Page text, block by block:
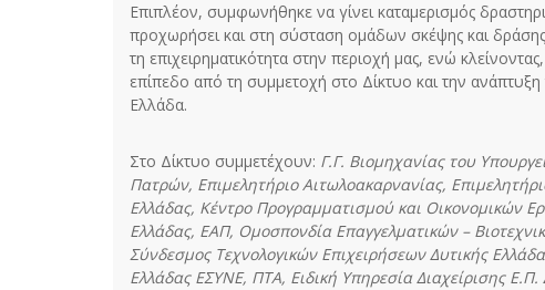
Επιπλέον, συμφωνήθηκε να γίνει καταμερισμός
προχωρήσει και στη σύσταση ομάδων σκέψης και
τη επιχειρηματικότητα στην περιοχή μας, ενώ
επίπεδο από τη συμμετοχή στο Δίκτυο και την ανάπτυξη
Ελλάδα.
Στο Δίκτυο συμμετέχουν: Γ.Γ. Βιομηχανίας του
Πατρών, Επιμελητήριο Αιτωλοακαρνανίας,
Ελλάδας, Κέντρο Προγραμματισμού και Οικονομικών
Ελλάδας, ΕΑΠ, Ομοσπονδία Επαγγελματικών –
Σύνδεσμος Τεχνολογικών Επιχειρήσεων Δυτικής
Ελλάδας ΕΣΥΝΕ, ΠΤΑ, Ειδική Υπηρεσία Διαχείρισης Ε.Π.